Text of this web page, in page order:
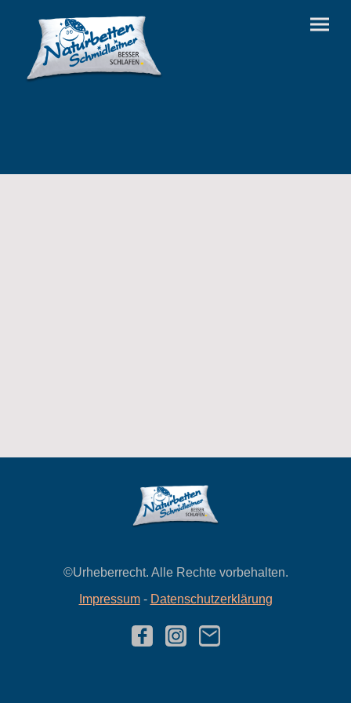
©Urheberrecht. Alle Rechte vorbehalten.
Impressum- Datenschutzerklärung